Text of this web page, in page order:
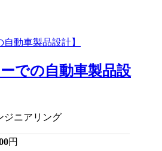
での自動車製品設
ジニアリング
円